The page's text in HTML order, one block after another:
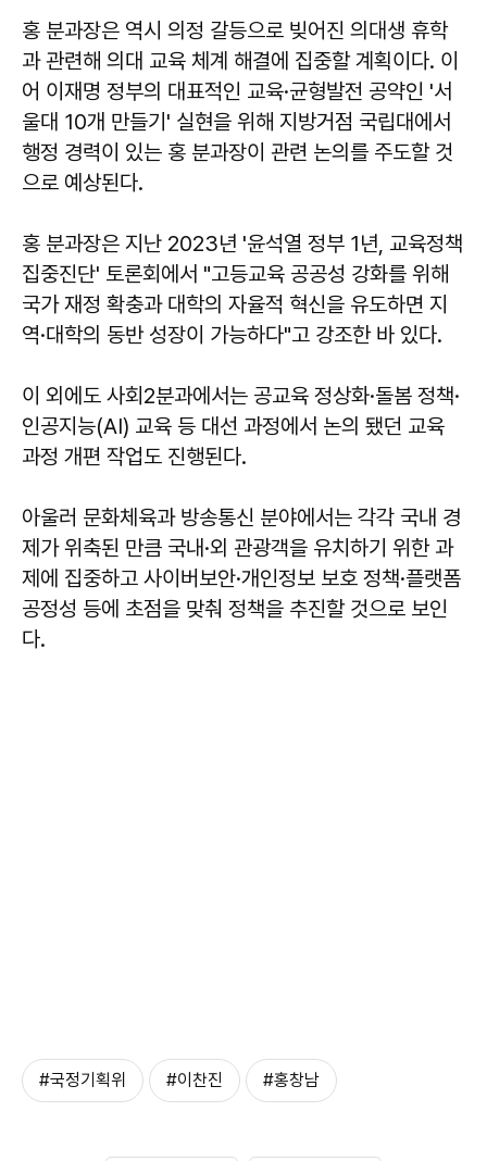
홍 분과장은 역시 의정 갈등으로 빚어진 의대생 휴학
과 관련해 의대 교육 체계 해결에 집중할 계획이다. 이
어 이재명 정부의 대표적인 교육·균형발전 공약인 '서
울대 10개 만들기' 실현을 위해 지방거점 국립대에서
행정 경력이 있는 홍 분과장이 관련 논의를 주도할 것
으로 예상된다.
홍 분과장은 지난 2023년 '윤석열 정부 1년, 교육정책
집중진단' 토론회에서 "고등교육 공공성 강화를 위해
국가 재정 확충과 대학의 자율적 혁신을 유도하면 지
역·대학의 동반 성장이 가능하다"고 강조한 바 있다.
이 외에도 사회2분과에서는 공교육 정상화·돌봄 정책·
인공지능(AI) 교육 등 대선 과정에서 논의 됐던 교육
과정 개편 작업도 진행된다.
아울러 문화체육과 방송통신 분야에서는 각각 국내 경
제가 위축된 만큼 국내·외 관광객을 유치하기 위한 과
제에 집중하고 사이버보안·개인정보 보호 정책·플랫폼
공정성 등에 초점을 맞춰 정책을 추진할 것으로 보인
다.
#국정기획위 #이찬진 #홍창남